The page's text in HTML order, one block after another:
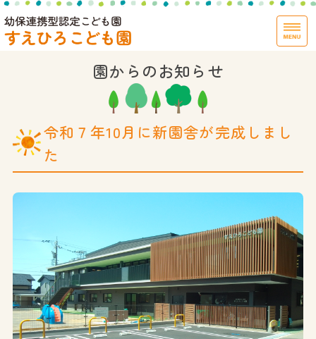
社会福祉法人末広保
給食（食育）
育児サポート
園からのお知らせ
令和７年10月に新園舎が完成しまし
た